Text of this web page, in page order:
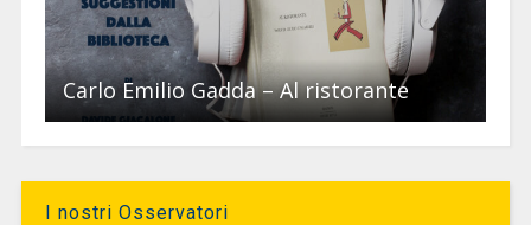
Carlo Emilio Gadda – Al ristorante
I nostri Osservatori